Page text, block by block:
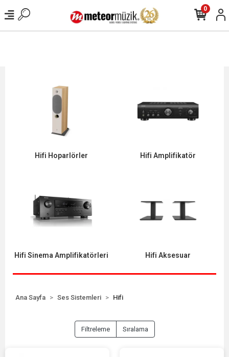
0
Hifi Hoparlörler Hifi Amplifikatör
Hifi Sinema Amplifikatörleri Hifi Aksesuar
Ana Sayfa Ses Sistemleri Hifi
Filtreleme Sıralama